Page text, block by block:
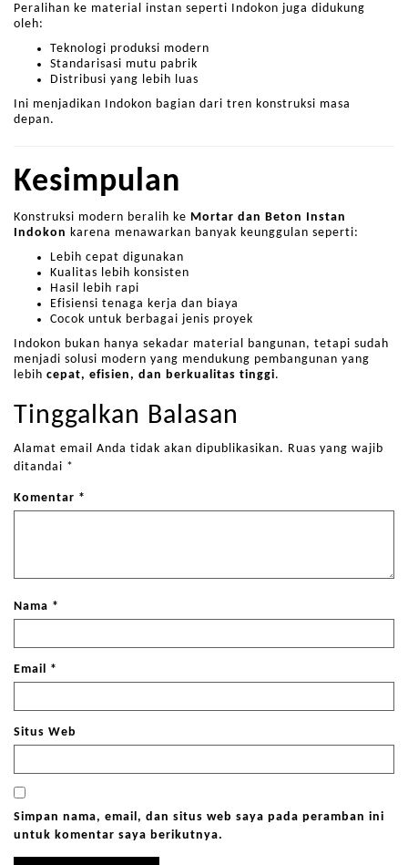
Peralihan ke material instan seperti Indokon juga didukung
oleh:
Teknologi produksi modern
Standarisasi mutu pabrik
Distribusi yang lebih luas
Ini menjadikan Indokon bagian dari tren konstruksi masa
depan.
Kesimpulan
Konstruksi modern beralih ke Mortar dan Beton Instan
Indokon karena menawarkan banyak keunggulan seperti:
Lebih cepat digunakan
Kualitas lebih konsisten
Hasil lebih rapi
Efisiensi tenaga kerja dan biaya
Cocok untuk berbagai jenis proyek
Indokon bukan hanya sekadar material bangunan, tetapi sudah
menjadi solusi modern yang mendukung pembangunan yang
lebih cepat, efisien, dan berkualitas tinggi.
Tinggalkan Balasan
Alamat email Anda tidak akan dipublikasikan. Ruas yang wajib
ditandai *
Komentar *
Nama *
Email *
Situs Web
Simpan nama, email, dan situs web saya pada peramban ini
untuk komentar saya berikutnya.